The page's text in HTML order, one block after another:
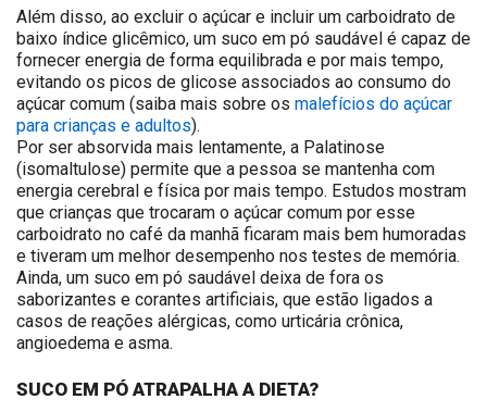
Além disso, ao excluir o açúcar e incluir um carboidrato de
baixo índice glicêmico, um suco em pó saudável é capaz de
fornecer energia de forma equilibrada e por mais tempo,
evitando os picos de glicose associados ao consumo do
açúcar comum (saiba mais sobre os malefícios do açúcar
para crianças e adultos).
Por ser absorvida mais lentamente, a Palatinose
(isomaltulose) permite que a pessoa se mantenha com
energia cerebral e física por mais tempo. Estudos mostram
que crianças que trocaram o açúcar comum por esse
carboidrato no café da manhã ficaram mais bem humoradas
e tiveram um melhor desempenho nos testes de memória.
Ainda, um suco em pó saudável deixa de fora os
saborizantes e corantes artificiais, que estão ligados a
casos de reações alérgicas, como urticária crônica,
angioedema e asma.
SUCO EM PÓ ATRAPALHA A DIETA?